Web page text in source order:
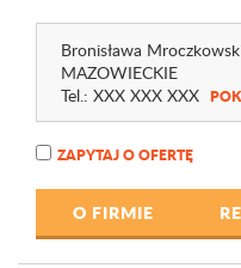
Bronisława
MAZOWIECKIE
Tel.: XXX XXX XXX
ZAPYTAJ O OFERTĘ
O FIRMIE